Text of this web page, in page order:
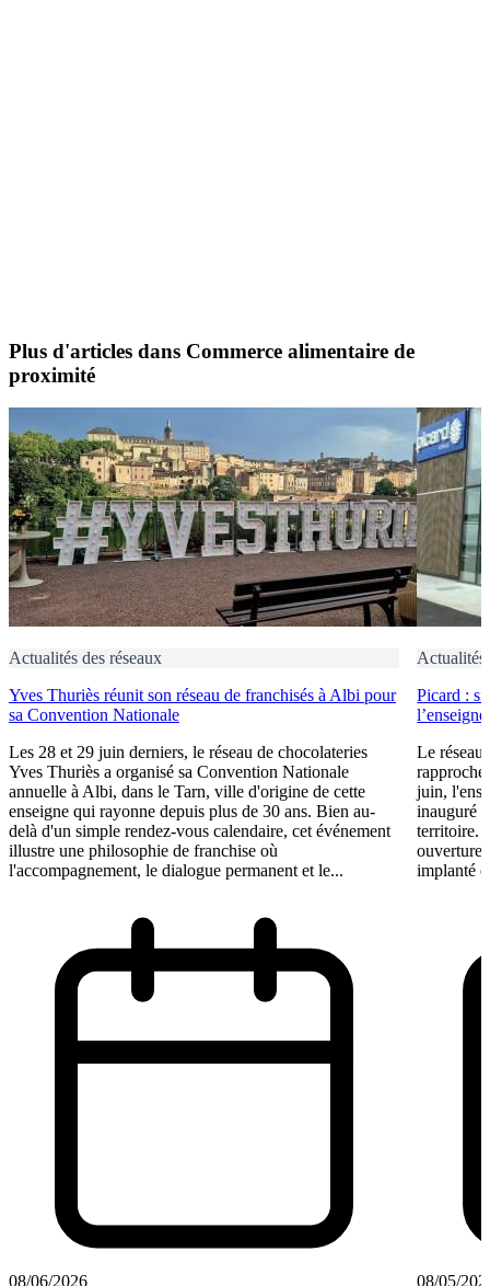
Plus d'articles dans Commerce alimentaire de
proximité
Actualités des réseaux
Yves Thuriès réunit son réseau de franchisés à Albi pour
sa Convention Nationale
Les 28 et 29 juin derniers, le réseau de chocolateries
Yves Thuriès a organisé sa Convention Nationale
annuelle à Albi, dans le Tarn, ville d'origine de cette
enseigne qui rayonne depuis plus de 30 ans. Bien au-
delà d'un simple rendez-vous calendaire, cet événement
illustre une philosophie de franchise où
l'accompagnement, le dialogue permanent et le...
08/06/2026
Actualités
Picard :
Le réseau
rapproche
juin,
inauguré
territoire.
implanté
08/05/